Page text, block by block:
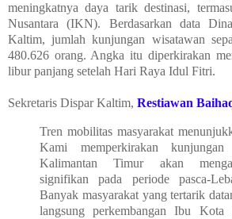
meningkatnya daya tarik destinasi,
Nusantara (IKN). Berdasarkan data
Kaltim, jumlah kunjungan wisatawan
480.626 orang. Angka itu diperkirakan
libur panjang setelah Hari Raya Idul Fitri.
Sekretaris Dispar Kaltim, Restiawan
Tren mobilitas masyarakat
Kami memperkirakan
Kalimantan Timur akan
signifikan pada periode pasca-
Banyak masyarakat yang tertarik
langsung perkembangan Ibu Kota